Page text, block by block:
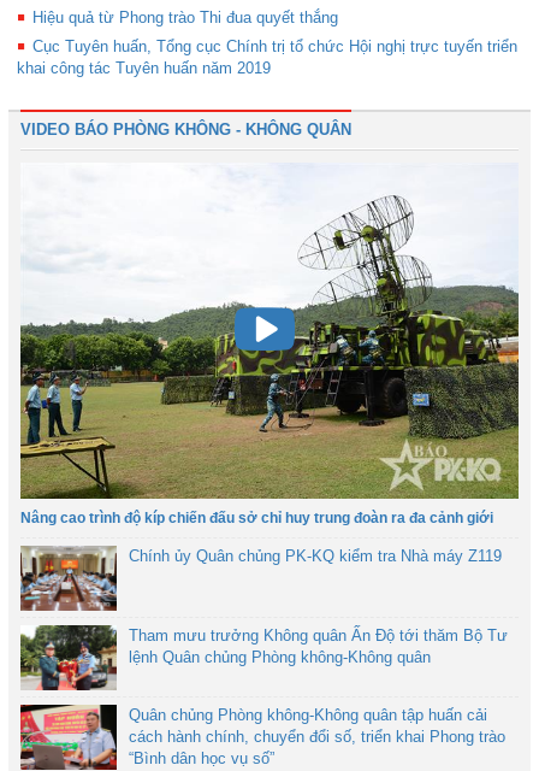
Hiệu quả từ Phong trào Thi đua quyết thắng
Cục Tuyên huấn, Tổng cục Chính trị tổ chức Hội nghị trực tuyến triển
khai công tác Tuyên huấn năm 2019
VIDEO BÁO PHÒNG KHÔNG - KHÔNG QUÂN
Nâng cao trình độ kíp chiến đấu sở chỉ huy trung đoàn ra đa cảnh giới
Chính ủy Quân chủng PK-KQ kiểm tra Nhà máy Z119
Tham mưu trưởng Không quân Ấn Độ tới thăm Bộ Tư
lệnh Quân chủng Phòng không-Không quân
Quân chủng Phòng không-Không quân tập huấn cải
cách hành chính, chuyển đổi số, triển khai Phong trào
“Bình dân học vụ số”